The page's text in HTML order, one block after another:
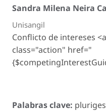
Sandra Milena Neira
Unisangil
Conflicto de intereses
class="action" href="
Palabras clave: